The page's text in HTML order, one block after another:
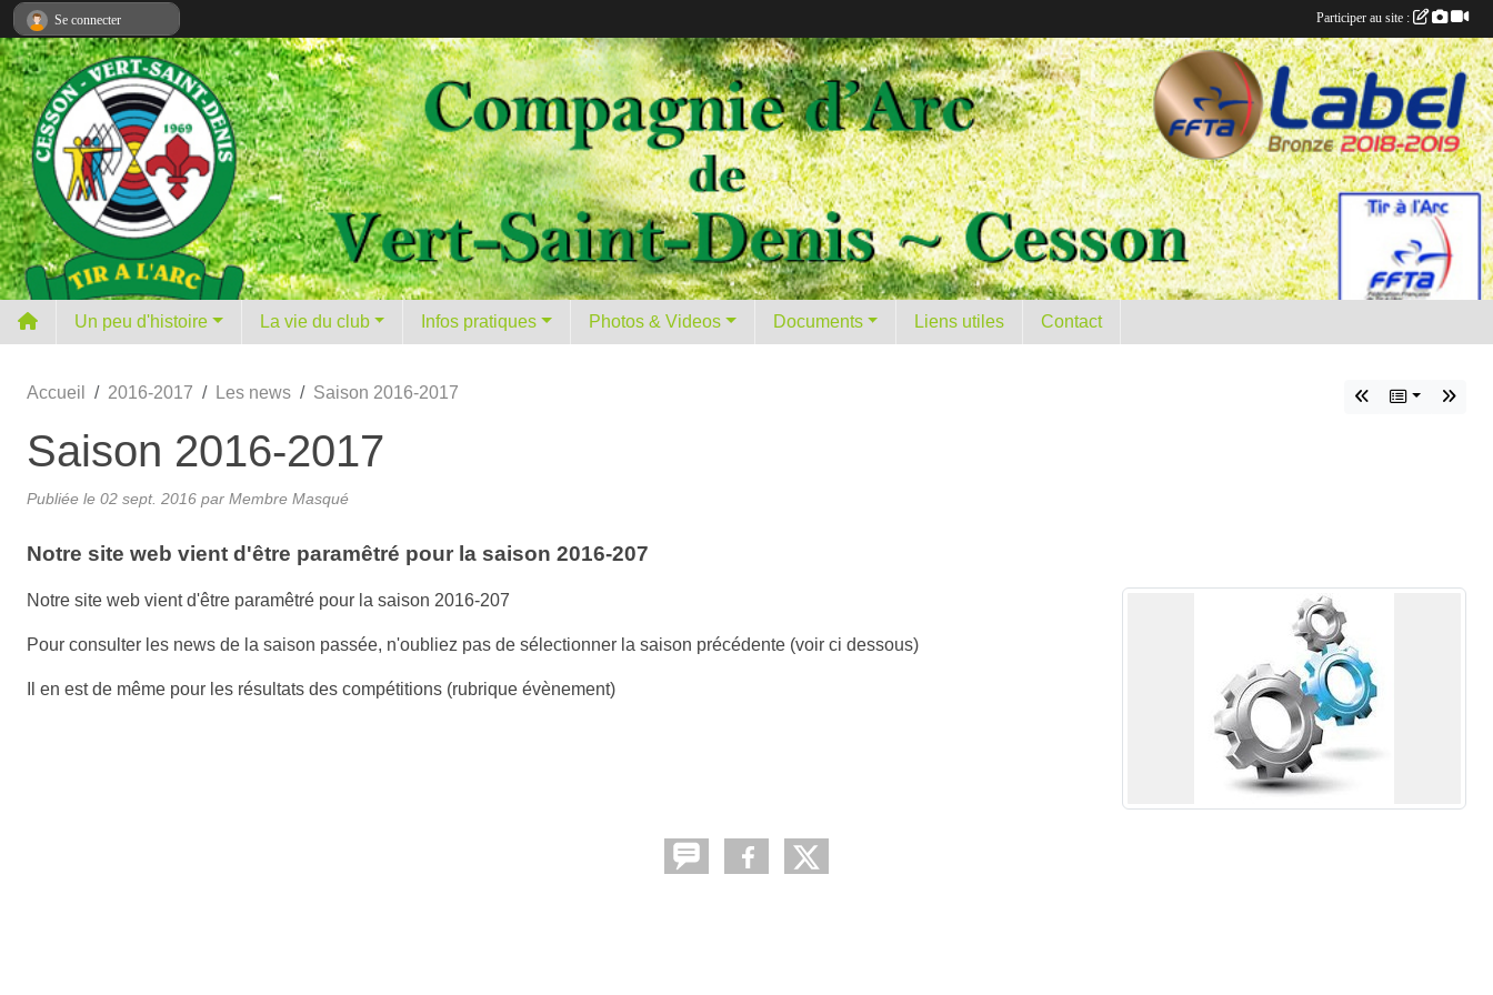
Un peu d'histoire La vie du club Infos pratiques Photos & Videos Documents Liens utiles Contact
Accueil 2016-2017 Les news Saison 2016-2017
Saison 2016-2017
Publiée le 02 sept. 2016 par Membre Masqué
Notre site web vient d'être paramêtré pour la saison 2016-207
Notre site web vient d'être paramêtré pour la saison 2016-207
Pour consulter les news de la saison passée, n'oubliez pas de sélectionner la saison précédente (voir ci dessous)
Il en est de même pour les résultats des compétitions (rubrique évènement)
Se connecter Participer au site :
Panneau de gestion des cookies